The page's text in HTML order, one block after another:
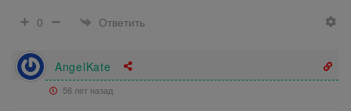
0
Ответить
AngelKate
56 лет назад